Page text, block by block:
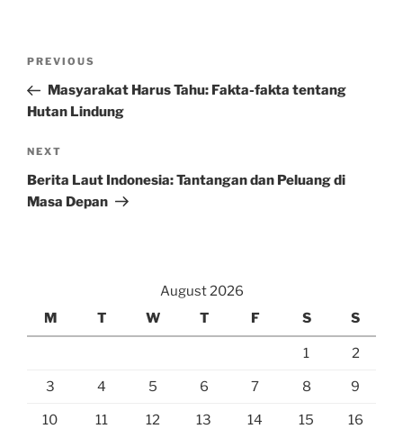
Previous
Post
PREVIOUS
Masyarakat Harus Tahu: Fakta-fakta tentang
Hutan Lindung
Next
Post
NEXT
Berita Laut Indonesia: Tantangan dan Peluang di
Masa Depan
August 2026
M
T W T F S S
1 2
3 4 5 6 7 8 9
10 11 12 13 14 15 16